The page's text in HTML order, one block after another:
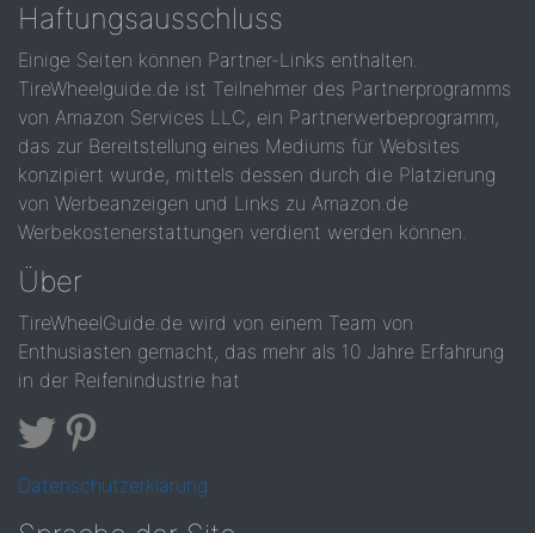
Haftungsausschluss
Einige Seiten können Partner-Links enthalten.
TireWheelguide.de ist Teilnehmer des Partnerprogramms
von Amazon Services LLC, ein Partnerwerbeprogramm,
das zur Bereitstellung eines Mediums für Websites
konzipiert wurde, mittels dessen durch die Platzierung
von Werbeanzeigen und Links zu Amazon.de
Werbekostenerstattungen verdient werden können.
Über
TireWheelGuide.de wird von einem Team von
Enthusiasten gemacht, das mehr als 10 Jahre Erfahrung
in der Reifenindustrie hat
Datenschutzerklärung